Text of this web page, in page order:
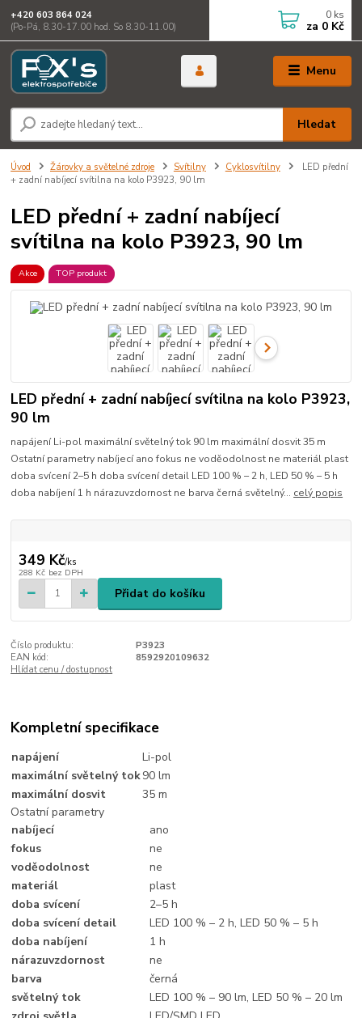
Menu
Hledat
+420 603 864 024
(Po-Pá, 8.30-17.00 hod. So 8.30-11.00)
0 ks
za 0 Kč
Úvod Žárovky a světelné zdroje Svítilny Cyklosvítilny
LED přední
+ zadní nabíjecí svítilna na kolo P3923, 90 lm
LED přední + zadní nabíjecí
svítilna na kolo P3923, 90 lm
Akce TOP produkt
LED přední + zadní nabíjecí svítilna na kolo P3923,
90 lm
napájení Li-pol maximální světelný tok 90 lm maximální dosvit 35 m
Ostatní parametry nabíjecí ano fokus ne voděodolnost ne materiál plast
doba svícení 2–5 h doba svícení detail LED 100 % – 2 h, LED 50 % – 5 h
doba nabíjení 1 h nárazuvzdornost ne barva černá světelný... celý popis
349 Kč/ks
288 Kč bez DPH
Přidat do košíku
Číslo produktu:
P3923
EAN kód:
8592920109632
Hlídat cenu / dostupnost
Kompletní specifikace
napájení
Li-pol
maximální světelný tok90 lm
maximální dosvit
35 m
Ostatní parametry
nabíjecí
ano
fokus
ne
voděodolnost
ne
materiál
plast
doba svícení
2–5 h
doba svícení detail
LED 100 % – 2 h, LED 50 % – 5 h
doba nabíjení
1 h
nárazuvzdornost
ne
barva
černá
světelný tok
LED 100 % – 90 lm, LED 50 % – 20 lm